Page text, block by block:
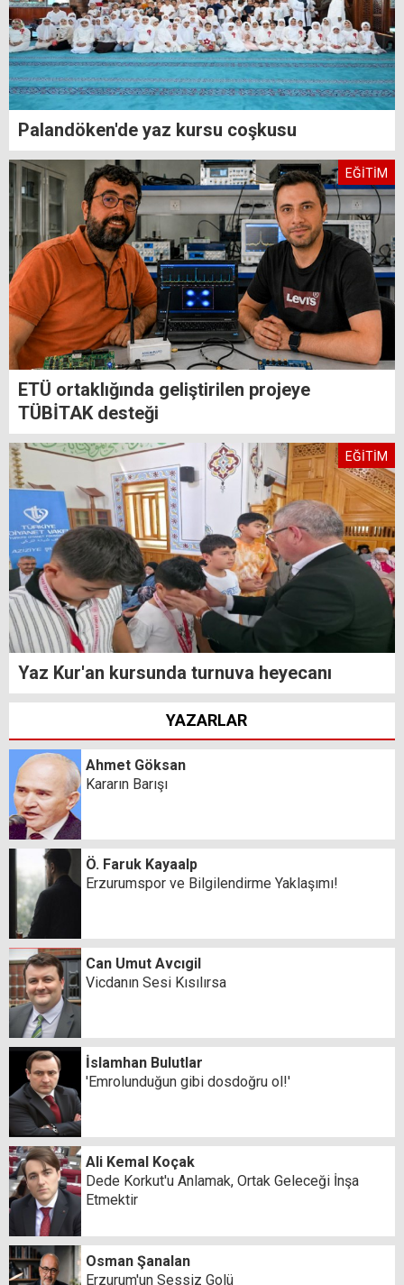
Palandöken'de yaz kursu coşkusu
EĞİTİM
ETÜ ortaklığında geliştirilen projeye
TÜBİTAK desteği
EĞİTİM
Yaz Kur'an kursunda turnuva heyecanı
YAZARLAR
Ahmet Göksan
Kararın Barışı
Ö. Faruk Kayaalp
Erzurumspor ve Bilgilendirme Yaklaşımı!
Can Umut Avcıgil
Vicdanın Sesi Kısılırsa
İslamhan Bulutlar
'Emrolunduğun gibi dosdoğru ol!'
Ali Kemal Koçak
Dede Korkut'u Anlamak, Ortak Geleceği İnşa
Etmektir
Osman Şanalan
Erzurum'un Sessiz Golü